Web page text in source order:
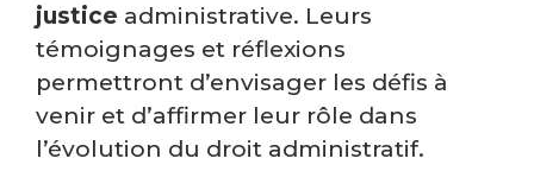
justice administrative. Leurs
témoignages et réflexions
permettront d’envisager les défis à
venir et d’affirmer leur rôle dans
l’évolution du droit administratif.